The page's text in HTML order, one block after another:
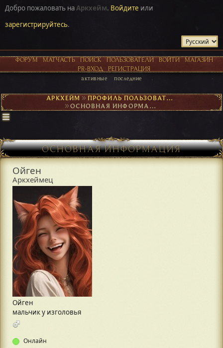
Добро пожаловать наАркхейм. Войдите или
зарегистрируйтесь.
ФОРУМ МАТЧАСТЬ ПОИСК ПОЛЬЗОВАТЕЛИ ВОЙТИ
МАГАЗИН
PR-ВХОД
РЕГИСТРАЦИЯ
активные последние
АРКХЕЙМ► ПРОФИЛЬ ПОЛЬЗОВАТЕЛЯ ОЙГЕН
► ОСНОВНАЯ ИНФОРМАЦИЯ
ОСНОВНАЯ ИНФОРМАЦИЯ
Ойген
Аркхеймец
Ойген
мальчик у изголовья
Онлайн